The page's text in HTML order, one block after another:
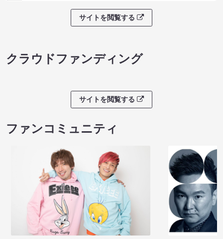
サイトを閲覧する
クラウドファンディング
サイトを閲覧する
ファンコミュニティ